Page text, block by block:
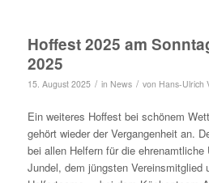
Hoffest 2025 am
2025
15. August 2025 / in News / von Hans-Ulrich
Ein weiteres Hoffest bei schönem
gehört wieder der Vergangenheit an.
bei allen Helfern für die
Jundel, dem jüngsten Vereinsmitglied